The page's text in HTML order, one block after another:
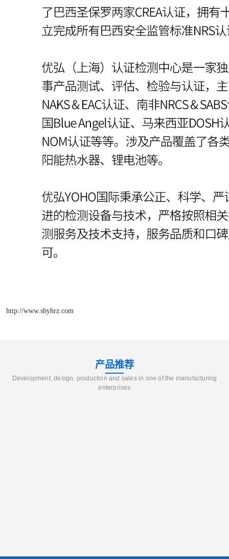
http://www.shyhrz.com
产品推荐
Development, design, production and sales in one of the manufacturing
enterprises